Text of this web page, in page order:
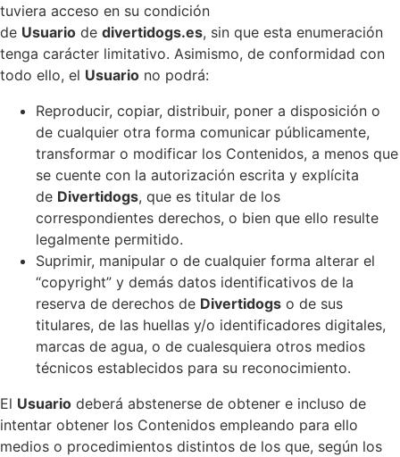
tuviera acceso en su condición
de Usuario de divertidogs.es, sin que esta enumeración
tenga carácter limitativo. Asimismo, de conformidad con
todo ello, el Usuario no podrá:
Reproducir, copiar, distribuir, poner a disposición o
de cualquier otra forma comunicar públicamente,
transformar o modificar los Contenidos, a menos que
se cuente con la autorización escrita y explícita
de Divertidogs, que es titular de los
correspondientes derechos, o bien que ello resulte
legalmente permitido.
Suprimir, manipular o de cualquier forma alterar el
“copyright” y demás datos identificativos de la
reserva de derechos de Divertidogs o de sus
titulares, de las huellas y/o identificadores digitales,
marcas de agua, o de cualesquiera otros medios
técnicos establecidos para su reconocimiento.
El Usuario deberá abstenerse de obtener e incluso de
intentar obtener los Contenidos empleando para ello
medios o procedimientos distintos de los que, según los